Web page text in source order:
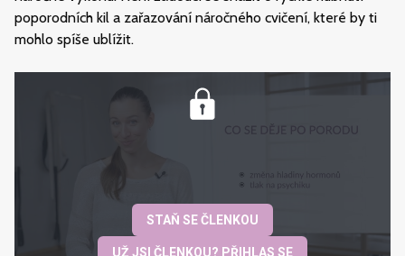
poporodních kil a zařazování náročného cvičení, které by ti
mohlo spíše ublížit.
STAŇ SE ČLENKOU
UŽ JSI ČLENKOU? PŘIHLAS SE